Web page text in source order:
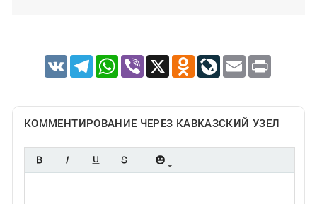
VK TelegramWhatsApp
Viber X Odnoklassniki
LiveJournal
Email Print
КОММЕНТИРОВАНИЕ ЧЕРЕЗ КАВКАЗСКИЙ УЗЕЛ